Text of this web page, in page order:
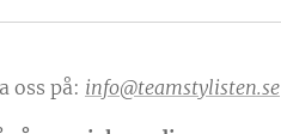
oss på: info@teamstylisten.se